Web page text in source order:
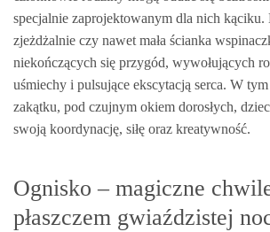
specjalnie zaprojektowanym dla nich kąciku.
zjeżdżalnie czy nawet mała ścianka
niekończących się przygód, wywołujących
uśmiechy i pulsujące ekscytacją serca. W
zakątku, pod czujnym okiem dorosłych,
swoją koordynację, siłę oraz kreatywność.
Ognisko – magiczne
płaszczem gwiaździstej